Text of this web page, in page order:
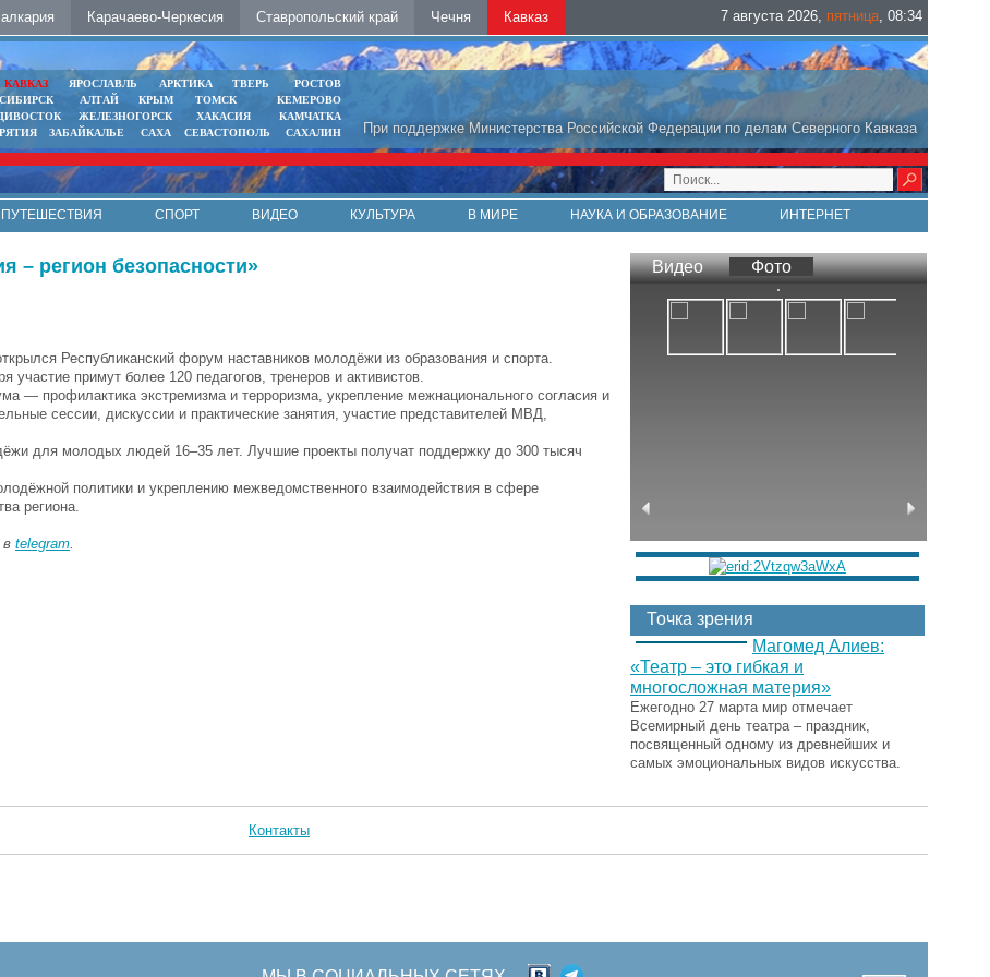
Карачаево-Черкесия Ставропольский край Чечня Кавказ 7 августа 2026, пятница, 08:34
При поддержке Министерства Российской Федерации по делам Северного Кавказа
КАВКАЗ ЯРОСЛАВЛЬ АРКТИКА ТВЕРЬ
РОСТОВ
АЛТАЙ КРЫМ ТОМСК
КЕМЕРОВО
ЖЕЛЕЗНОГОРСК ХАКАСИЯ
КАМЧАТКА
ЗАБАЙКАЛЬЕ САХА СЕВАСТОПОЛЬ САХАЛИН
ПУТЕШЕСТВИЯ СПОРТ ВИДЕО КУЛЬТУРА В МИРЕ НАУКА И ОБРАЗОВАНИЕ
ИНТЕРНЕТ
– регион безопасности»
Республиканский форум наставников молодёжи из образования и спорта.
участие примут более 120 педагогов, тренеров и активистов.
— профилактика экстремизма и терроризма, укрепление межнационального согласия и
сессии, дискуссии и практические занятия, участие представителей МВД,
для молодых людей 16–35 лет. Лучшие проекты получат поддержку до 300 тысяч
политики и укреплению межведомственного взаимодействия в сфере
региона.
в telegram
Видео Фото
Точка зрения
Магомед Алиев:
«Театр – это гибкая и
многосложная материя»
Ежегодно 27 марта мир отмечает
Всемирный день театра – праздник,
посвященный одному из древнейших и
самых эмоциональных видов искусства.
Контакты